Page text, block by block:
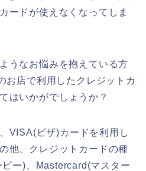
ードが使えなくなってしま
うなお悩みを抱えている方
お店で利用したクレジットカ
はいかがでしょうか？
VISA(ビザ)カードを利用し
他、クレジットカードの種
ー)、Mastercard(マスター